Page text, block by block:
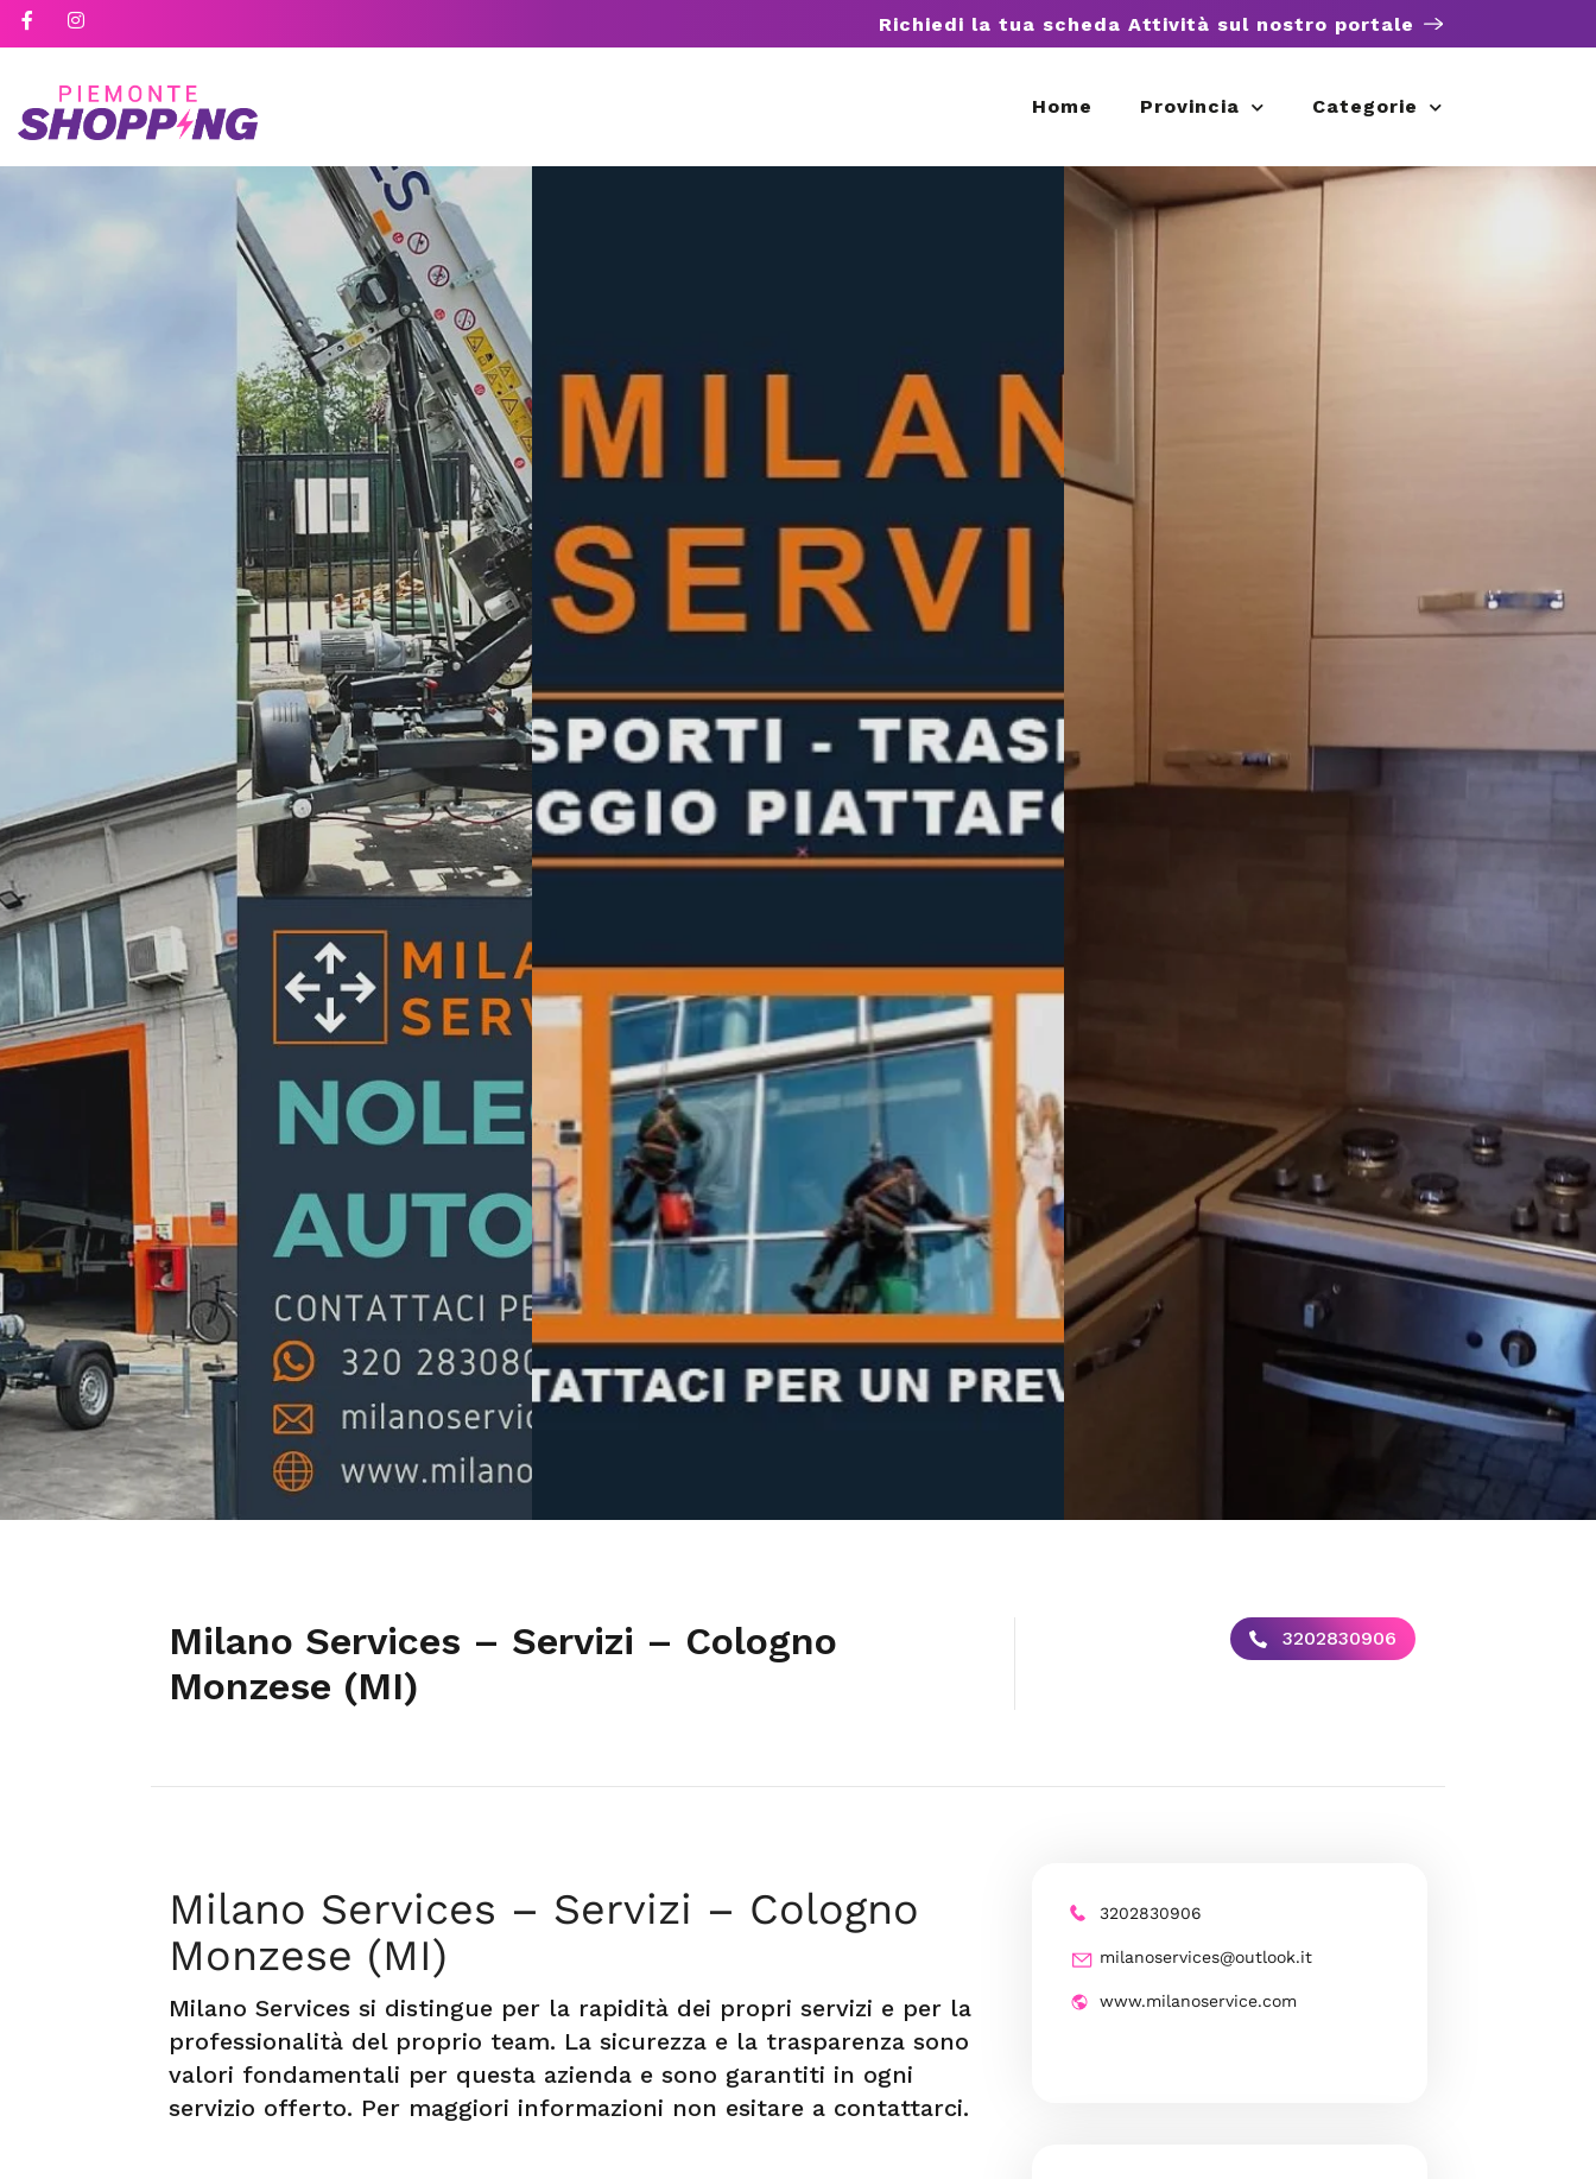
Richiedi la tua scheda Attività sul nostro portale
Home Provincia Categorie
Milano Services – Servizi – Cologno
Monzese (MI)
3202830906
Milano Services – Servizi – Cologno
Monzese (MI)
Milano Services si distingue per la rapidità dei propri servizi e per la
professionalità del proprio team. La sicurezza e la trasparenza sono
valori fondamentali per questa azienda e sono garantiti in ogni
servizio offerto. Per maggiori informazioni non esitare a contattarci.
3202830906
milanoservices@outlook.it
www.milanoservice.com